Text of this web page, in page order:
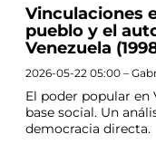
Vinculaciones
pueblo y el
Venezuela
2026-05-22 05:00 –
El poder popular en
base social. Un
democracia directa.